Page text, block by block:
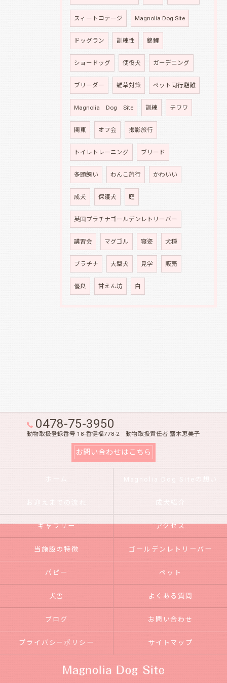
スィートコテージ Magnolia Dog Site
ドッグラン 訓練性 錦鯉
ショードッグ 使役犬 ガーデニング
ブリーダー 雑草対策 ペット同行避難
Magnolia Dog Site 訓練 チワワ
関東 オフ会 撮影旅行
トイレトレーニング ブリード
多頭飼い わんこ旅行 かわいい
成犬 保護犬 庭
英国プラチナゴールデンレトリーバー
講習会 マグゴル 寝姿 犬種
プラチナ 大型犬 見学 販売
優良 甘えん坊 白
0478-75-3950
動物取扱登録番号 18-香健福778-2 動物取扱責任者 齋木恵美子
お問い合わせはこちら
ホーム Magnolia Dog Siteの想い
お迎えまでの流れ 成犬紹介
ギャラリー アクセス
当施設の特徴 ゴールデンレトリーバー
パピー ペット
犬舎 よくある質問
ブログ お問い合わせ
プライバシーポリシー サイトマップ